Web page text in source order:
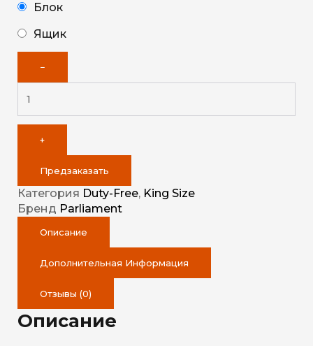
Блок
Ящик
−
+
Предзаказать
Категория Duty-Free, King Size
Бренд Parliament
Описание
Дополнительная Информация
Отзывы (0)
Описание